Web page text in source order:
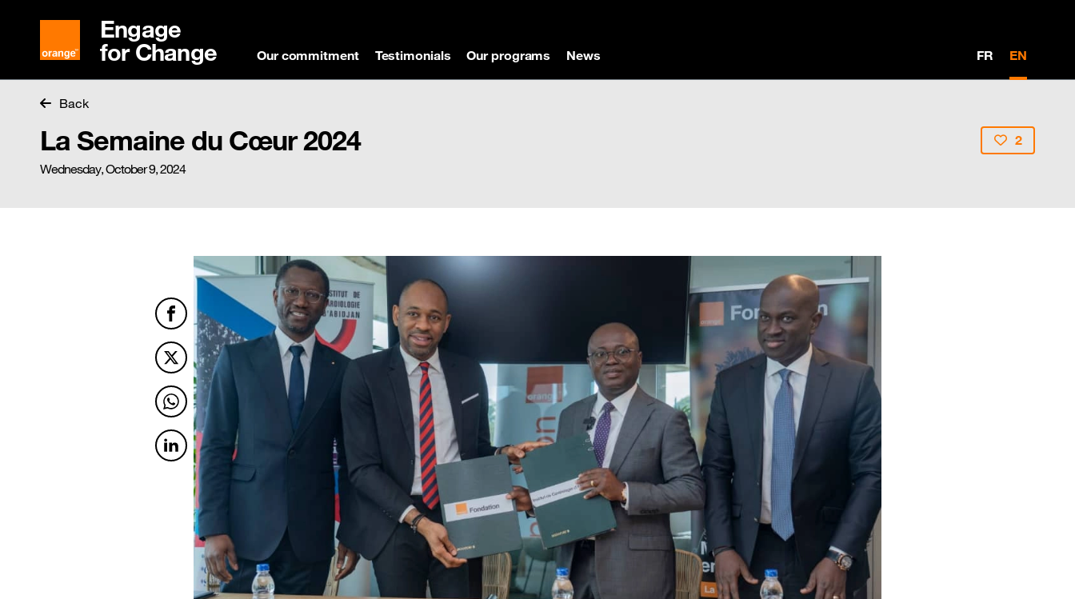
Engage
for Change Our commitment Testimonials Our programs News FR EN
Back
La Semaine du Cœur 2024
Wednesday, October 9, 2024
2
Facebook
Twitter
Twitter
Twitter